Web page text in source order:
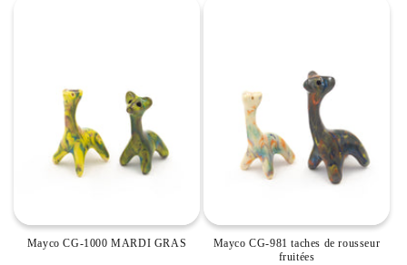
Mayco CG-1000 MARDI GRAS
Mayco CG-981 taches de rousseur
fruitées